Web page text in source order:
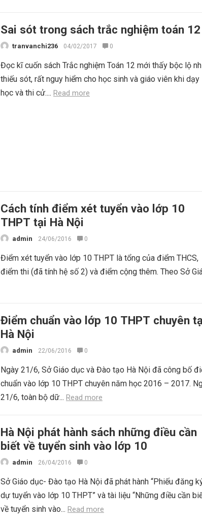
Sai sót trong sách trắc nghiệm toán 12
tranvanchi236 04/02/2017 0
Đọc kĩ cuốn sách Trắc nghiệm Toán 12 mới thấy bộc lộ
thiếu sót, rất nguy hiểm cho học sinh và giáo viên khi dạy
học và thi cử.... Read more
Cách tính điểm xét tuyển vào lớp 10
THPT tại Hà Nội
admin 24/06/2016 0
Điểm xét tuyển vào lớp 10 THPT là tổng của điểm THCS,
điểm thi (đã tính hệ số 2) và điểm cộng thêm. Theo Sở
Điểm chuẩn vào lớp 10 THPT chuyên
Hà Nội
admin 22/06/2016 0
Ngày 21/6, Sở Giáo dục và Đào tạo Hà Nội đã công bố
chuẩn vào lớp 10 THPT chuyên năm học 2016 – 2017.
21/6, toàn bộ dữ... Read more
Hà Nội phát hành sách những điều cần
biết về tuyển sinh vào lớp 10
admin 26/04/2016 0
Sở Giáo dục- Đào tạo Hà Nội đã phát hành “Phiếu đăng
dự tuyển vào lớp 10 THPT” và tài liệu “Những điều cần
về tuyển sinh vào... Read more